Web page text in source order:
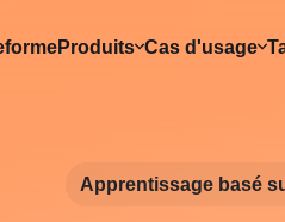
Produits Cas d'usage
Apprentissage basé